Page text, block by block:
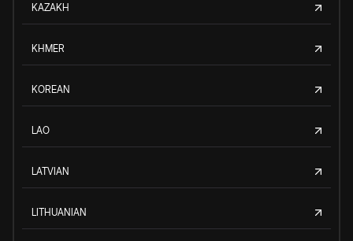
KAZAKH
KHMER
KOREAN
LAO
LATVIAN
LITHUANIAN